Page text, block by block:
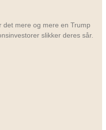
det mere og mere en Trump
slikker deres sår.